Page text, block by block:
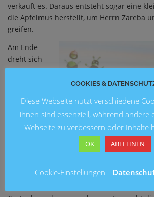
verkauft es. Daraus entsteht sogar eine
die Apfelmus herstellt, um Herrn Zareba
greifen.
Am Ende
dreht sich
das Bild
noch
einmal: Er
hat ein
e“ entsteht vor allem aus dem, was man
COOKIES &
Diese Webseite nutzt verschiedene
ihnen sind essenziell, während andere
Webseite zu verbessern oder Inhalte
OK ABLEHNEN
Cookie-Einstellungen